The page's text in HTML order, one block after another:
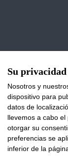
Su
Nosotros y
dispositivo para
datos de
llevemos a cabo
otorgar su
preferencias se
inferior de la